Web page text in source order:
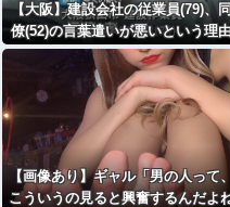
【大阪】建設会社の従業員(79)、同
僚(52)の言葉遣いが悪いという理
でクビに刃物を刺して殺害
【画像あり】ギャル「男の人って、
こういうの見ると興奮するんだよ